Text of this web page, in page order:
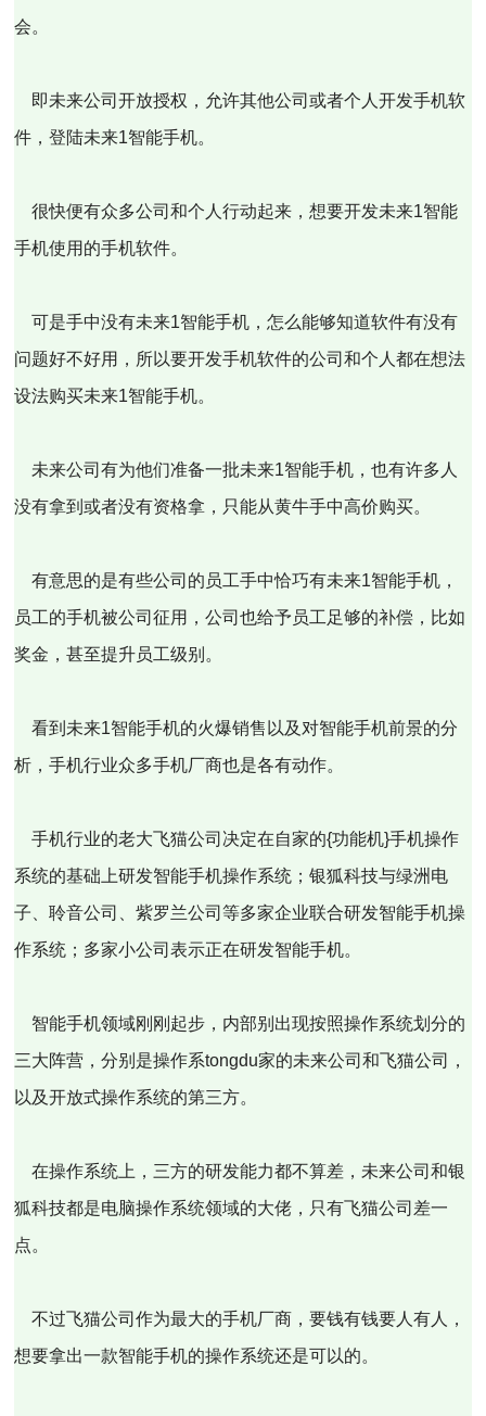
会。
即未来公司开放授权，允许其他公司或者个人开发手机软
件，登陆未来1智能手机。
很快便有众多公司和个人行动起来，想要开发未来1智能
手机使用的手机软件。
可是手中没有未来1智能手机，怎么能够知道软件有没有
问题好不好用，所以要开发手机软件的公司和个人都在想法
设法购买未来1智能手机。
未来公司有为他们准备一批未来1智能手机，也有许多人
没有拿到或者没有资格拿，只能从黄牛手中高价购买。
有意思的是有些公司的员工手中恰巧有未来1智能手机，
员工的手机被公司征用，公司也给予员工足够的补偿，比如
奖金，甚至提升员工级别。
看到未来1智能手机的火爆销售以及对智能手机前景的分
析，手机行业众多手机厂商也是各有动作。
手机行业的老大飞猫公司决定在自家的{功能机}手机操作
系统的基础上研发智能手机操作系统；银狐科技与绿洲电
子、聆音公司、紫罗兰公司等多家企业联合研发智能手机操
作系统；多家小公司表示正在研发智能手机。
智能手机领域刚刚起步，内部别出现按照操作系统划分的
三大阵营，分别是操作系tongdu家的未来公司和飞猫公司，
以及开放式操作系统的第三方。
在操作系统上，三方的研发能力都不算差，未来公司和银
狐科技都是电脑操作系统领域的大佬，只有飞猫公司差一
点。
不过飞猫公司作为最大的手机厂商，要钱有钱要人有人，
想要拿出一款智能手机的操作系统还是可以的。